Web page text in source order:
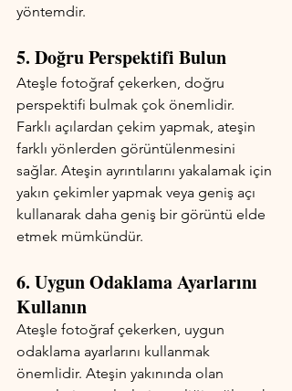
yöntemdir.
5. Doğru Perspektifi Bulun
Ateşle fotoğraf çekerken, doğru
perspektifi bulmak çok önemlidir.
Farklı açılardan çekim yapmak, ateşin
farklı yönlerden görüntülenmesini
sağlar. Ateşin ayrıntılarını yakalamak için
yakın çekimler yapmak veya geniş açı
kullanarak daha geniş bir görüntü elde
etmek mümkündür.
6. Uygun Odaklama Ayarlarını
Kullanın
Ateşle fotoğraf çekerken, uygun
odaklama ayarlarını kullanmak
önemlidir. Ateşin yakınında olan